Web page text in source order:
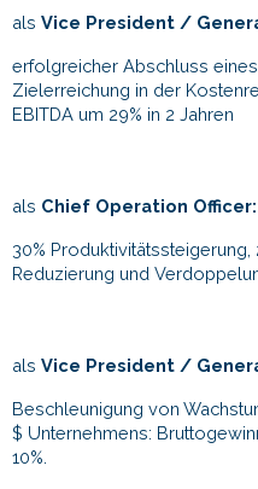
als Vice President /
erfolgreicher Abschluss
Zielerreichung in der
EBITDA um 29% in 2 Jahren
als Chief Operation Officer:
30% Produktivitätssteigerung,
Reduzierung und
als Vice President /
Beschleunigung von
$ Unternehmens:
10%.